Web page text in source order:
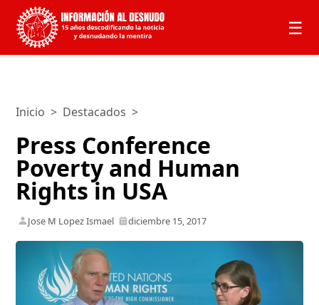
☰
Inicio > Destacados >
Press Conference
Poverty and Human
Rights in USA
Jose M Lopez Ismael diciembre 15, 2017